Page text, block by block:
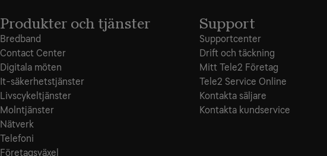
Produkter och tjänster
Bredband
Contact Center
Digitala möten
It-säkerhetstjänster
Livscykeltjänster
Molntjänster
Nätverk
Telefoni
Företagsväxel
Support
Supportcenter
Drift och täckning
Mitt Tele2 Företag
Tele2 Service Online
Kontakta säljare
Kontakta kundservice